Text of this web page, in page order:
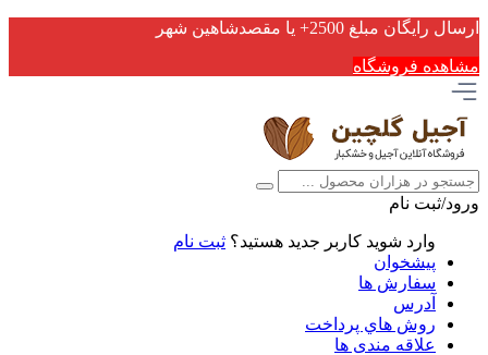
ارسال رایگان مبلغ 2500+ یا مقصدشاهین شهر
مشاهده فروشگاه
ورود/ثبت نام
وارد شوید کاربر جدید هستید؟ ثبت نام
پیشخوان
سفارش ها
آدرس
روش هاي پرداخت
علاقه مندی ها